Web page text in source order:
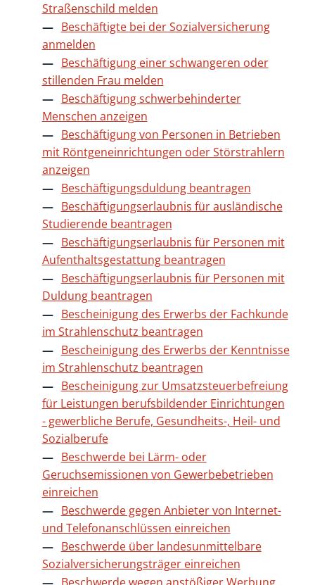
Straßenschild melden
Beschäftigte bei der Sozialversicherung
anmelden
Beschäftigung einer schwangeren oder
stillenden Frau melden
Beschäftigung schwerbehinderter
Menschen anzeigen
Beschäftigung von Personen in Betrieben
mit Röntgeneinrichtungen oder Störstrahlern
anzeigen
Beschäftigungsduldung beantragen
Beschäftigungserlaubnis für ausländische
Studierende beantragen
Beschäftigungserlaubnis für Personen mit
Aufenthaltsgestattung beantragen
Beschäftigungserlaubnis für Personen mit
Duldung beantragen
Bescheinigung des Erwerbs der Fachkunde
im Strahlenschutz beantragen
Bescheinigung des Erwerbs der Kenntnisse
im Strahlenschutz beantragen
Bescheinigung zur Umsatzsteuerbefreiung
für Leistungen berufsbildender Einrichtungen
- gewerbliche Berufe, Gesundheits-, Heil- und
Sozialberufe
Beschwerde bei Lärm- oder
Geruchsemissionen von Gewerbebetrieben
einreichen
Beschwerde gegen Anbieter von Internet-
und Telefonanschlüssen einreichen
Beschwerde über landesunmittelbare
Sozialversicherungsträger einreichen